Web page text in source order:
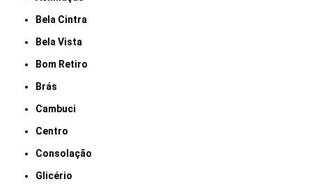
Bela Cintra
Bela Vista
Bom Retiro
Brás
Cambuci
Centro
Consolação
Glicério